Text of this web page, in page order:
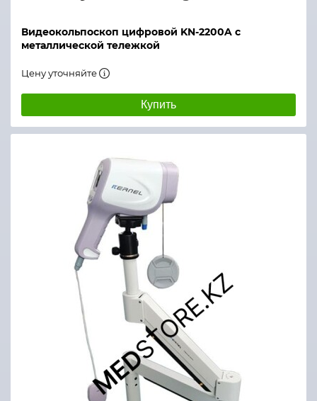
Видеокольпоскоп цифровой KN-2200A с
металлической тележкой
Цену уточняйте
Купить